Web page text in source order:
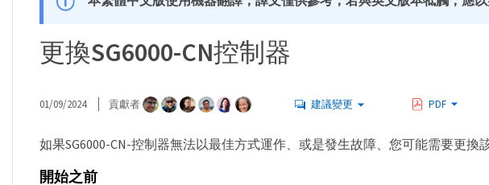
更換SG6000-CN控制器
01/09/2024 貢獻者 建議變更 PDF
如果SG6000-CN-控制器無法以最佳方式運作、或是發生故障、您可能需要更換
開始之前